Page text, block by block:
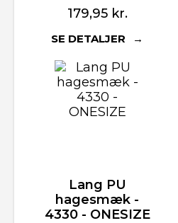
179,95 kr.
SE DETALJER
Lang PU
hagesmæk -
4330 - ONESIZE